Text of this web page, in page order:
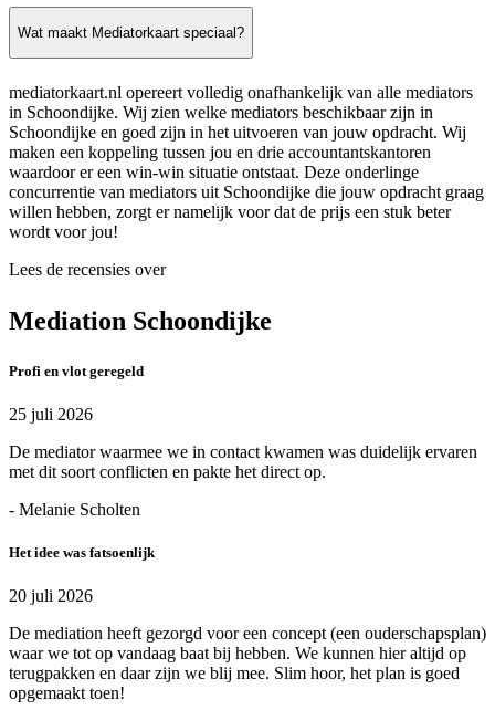
Wat maakt Mediatorkaart speciaal?
mediatorkaart.nl opereert volledig onafhankelijk van alle mediators
in Schoondijke. Wij zien welke mediators beschikbaar zijn in
Schoondijke en goed zijn in het uitvoeren van jouw opdracht. Wij
maken een koppeling tussen jou en drie accountantskantoren
waardoor er een win-win situatie ontstaat. Deze onderlinge
concurrentie van mediators uit Schoondijke die jouw opdracht graag
willen hebben, zorgt er namelijk voor dat de prijs een stuk beter
wordt voor jou!
Lees de recensies over
Mediation Schoondijke
Profi en vlot geregeld
25 juli 2026
De mediator waarmee we in contact kwamen was duidelijk ervaren
met dit soort conflicten en pakte het direct op.
- Melanie Scholten
Het idee was fatsoenlijk
20 juli 2026
De mediation heeft gezorgd voor een concept (een ouderschapsplan)
waar we tot op vandaag baat bij hebben. We kunnen hier altijd op
terugpakken en daar zijn we blij mee. Slim hoor, het plan is goed
opgemaakt toen!